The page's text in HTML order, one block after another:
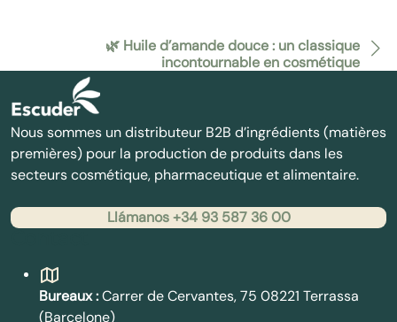
🌿 Huile d’amande douce : un classique
incontournable en cosmétique
Nous sommes un distributeur B2B d’ingrédients (matières
premières) pour la production de produits dans les
secteurs cosmétique, pharmaceutique et alimentaire.
Llámanos +34 93 587 36 00
Bureaux :Carrer de Cervantes, 75 08221 Terrassa
(Barcelone)